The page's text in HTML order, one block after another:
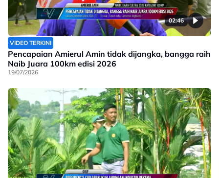
02:46
VIDEO TERKINI
Pencapaian Amierul Amin tidak dijangka, bangga raih
Naib Juara 100km edisi 2026
19/07/2026